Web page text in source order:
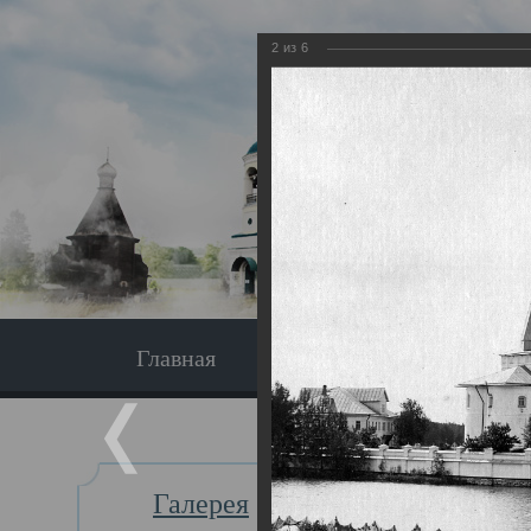
Главная Экскурсия
Галерея
Главная
2 из 6